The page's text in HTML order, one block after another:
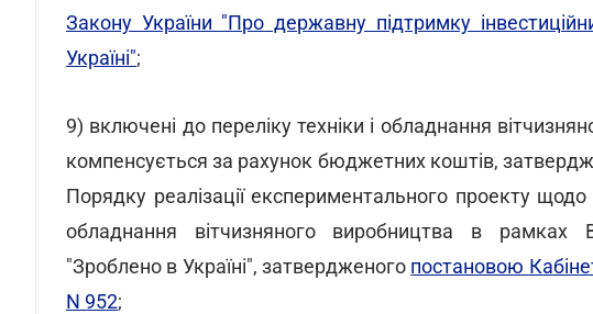
Закону України "Про державну підтримку
Україні";
9) включені до переліку техніки і обладнання
компенсується за рахунок бюджетних коштів,
Порядку реалізації експериментального проекту щодо
обладнання вітчизняного виробництва в рамках
"Зроблено в Україні", затвердженого постановою
N 952;